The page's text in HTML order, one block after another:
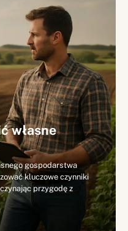
własne
gospodarstwa
kluczowe czynniki
przygodę z